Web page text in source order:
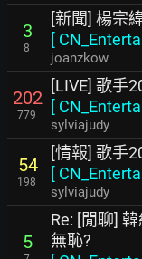
3
8
[新聞] 楊宗
[
joanzkow
202
779
[LIVE] 歌手
[
sylviajudy
54
198
[情報] 歌手
[
sylviajudy
5
Re: [閒聊]
無恥?